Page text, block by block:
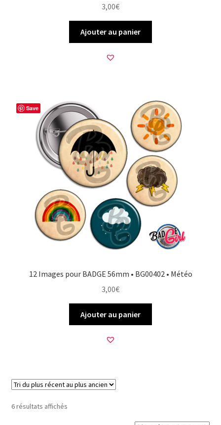
3,00€
Ajouter au panier
Save
12 Images pour BADGE 56mm • BG00402 • Météo
3,00€
Ajouter au panier
6 résultats affichésTrié